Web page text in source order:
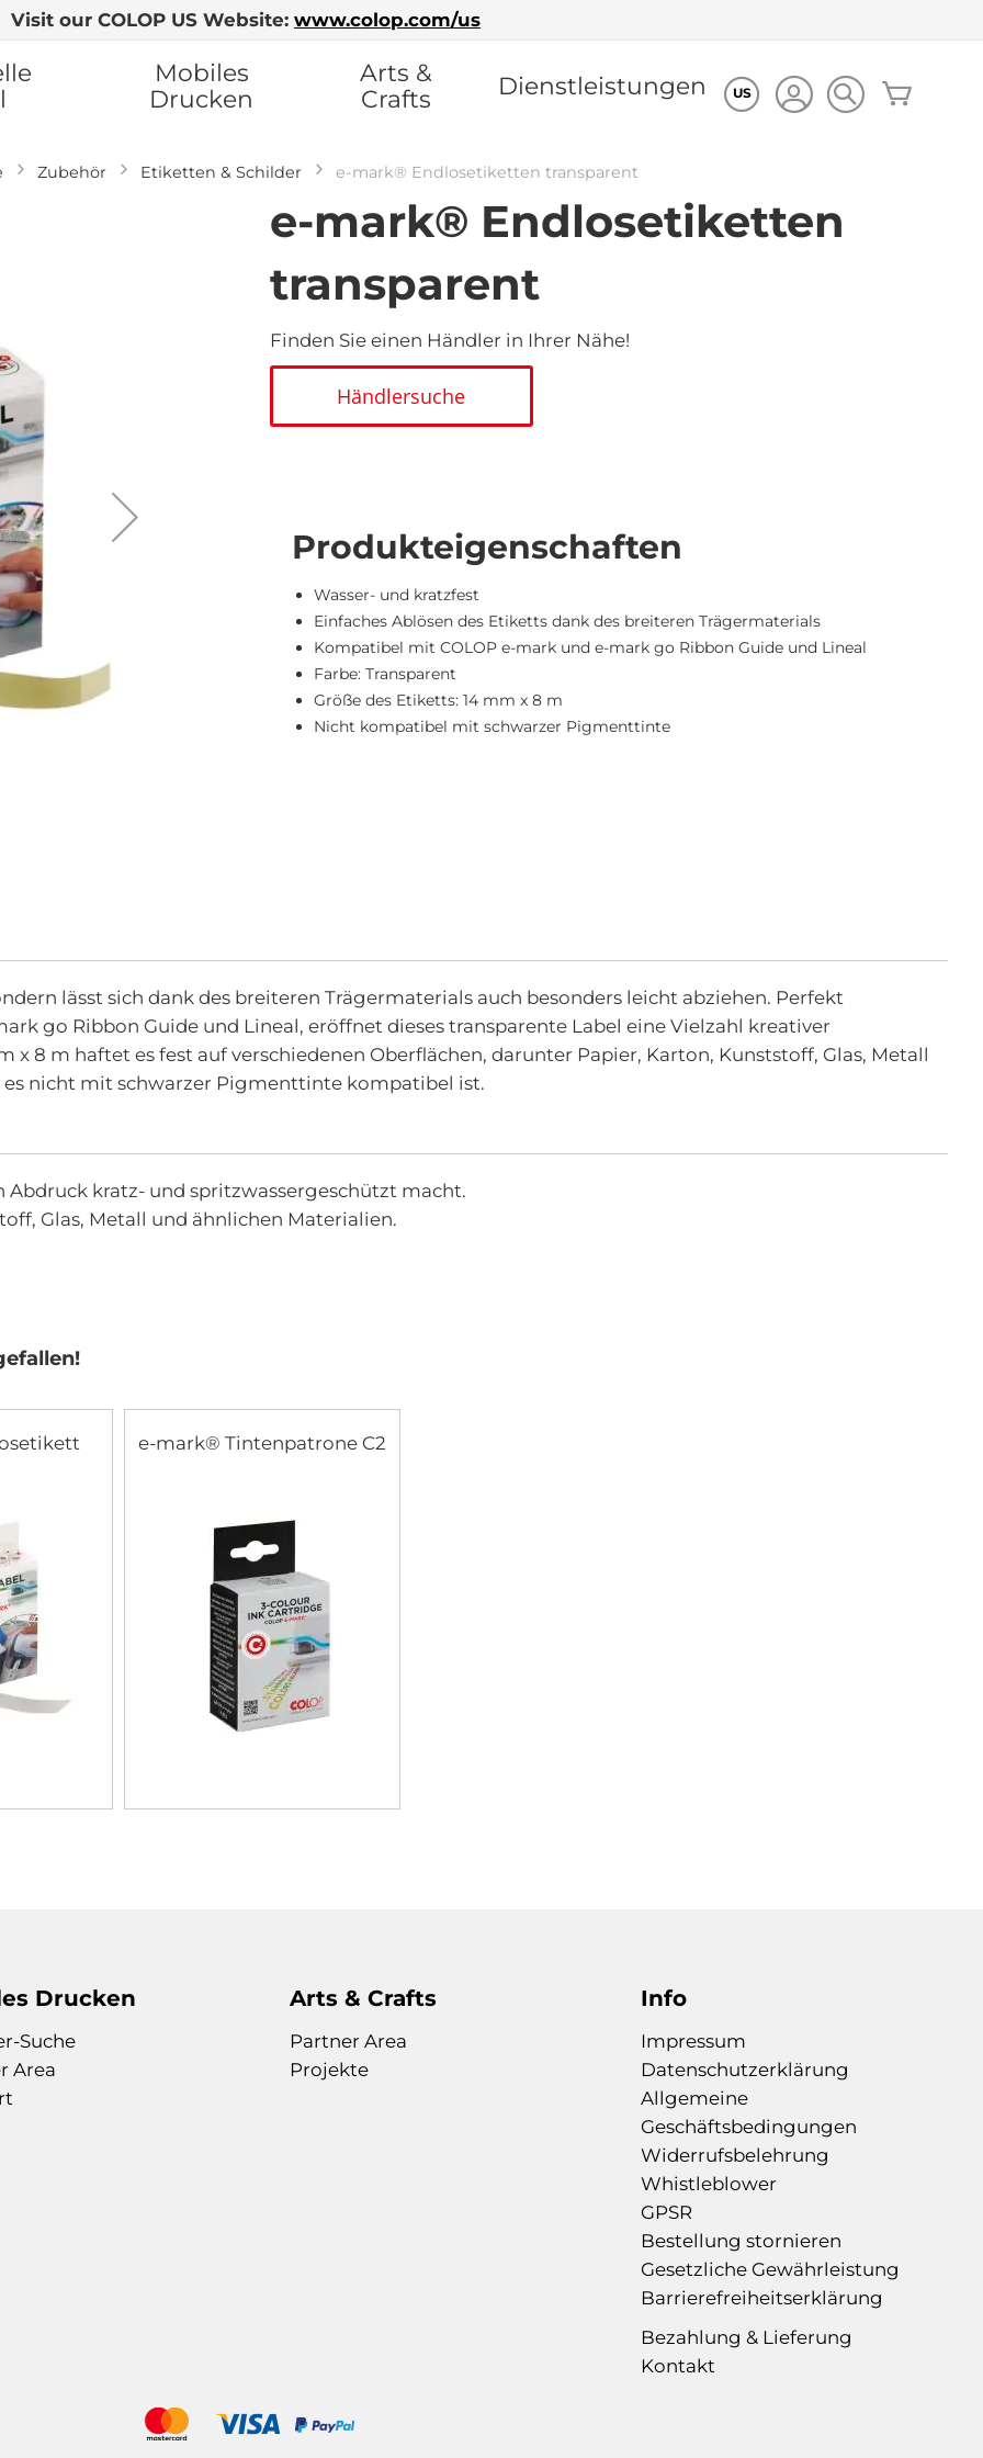
Visit our COLOP US Website: www.colop.com/us
US
Mobiles
Drucken
Arts &
Crafts
Dienstleistungen
Zubehör Etiketten & Schilder e-mark® Endlosetiketten transparent
e-mark® Endlosetiketten
transparent
Finden Sie einen Händler in Ihrer Nähe!
Händlersuche
Produkteigenschaften
Wasser- und kratzfest
Einfaches Ablösen des Etiketts dank des breiteren Trägermaterials
Kompatibel mit COLOP e-mark und e-mark go Ribbon Guide und Lineal
Farbe: Transparent
Größe des Etiketts: 14 mm x 8 m
Nicht kompatibel mit schwarzer Pigmenttinte
lässt sich dank des breiteren Trägermaterials auch besonders leicht abziehen. Perfekt
go Ribbon Guide und Lineal, eröffnet dieses transparente Label eine Vielzahl kreativer
8 m haftet es fest auf verschiedenen Oberflächen, darunter Papier, Karton, Kunststoff, Glas, Metall
nicht mit schwarzer Pigmenttinte kompatibel ist.
kratz- und spritzwassergeschützt macht.
Glas, Metall und ähnlichen Materialien.
e-mark® Tintenpatrone C2
Drucken
Suche
Area
Arts & Crafts
Partner Area
Projekte
Info
Impressum
Datenschutzerklärung
Allgemeine
Geschäftsbedingungen
Widerrufsbelehrung
Whistleblower
GPSR
Bestellung stornieren
Gesetzliche Gewährleistung
Barrierefreiheitserklärung
Bezahlung & Lieferung
Kontakt